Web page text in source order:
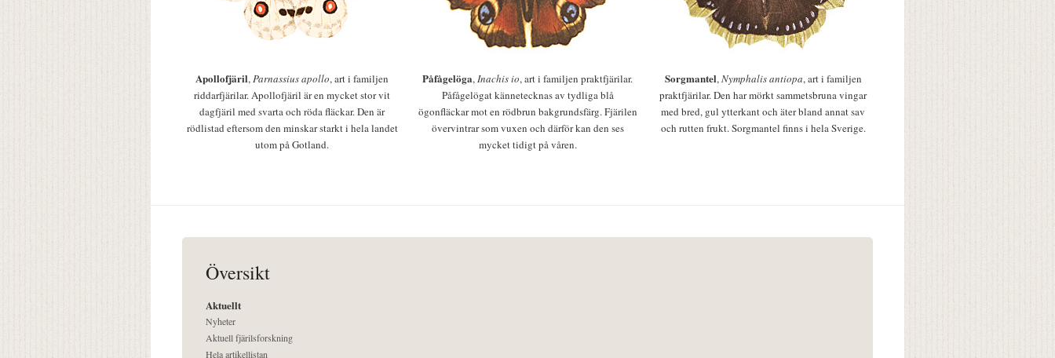
Apollofjäril,Parnassius apollo, art i familjen
riddarfjärilar. Apollofjäril är en mycket stor vit
dagfjäril med svarta och röda fläckar. Den är
rödlistad eftersom den minskar starkt i hela landet
utom på Gotland.
Påfågelöga,Inachis io, art i familjen praktfjärilar.
Påfågelögat kännetecknas av tydliga blå
ögonfläckar mot en rödbrun bakgrundsfärg. Fjärilen
övervintrar som vuxen och därför kan den ses
mycket tidigt på våren.
Sorgmantel,Nymphalis antiopa, art i familjen
praktfjärilar. Den har mörkt sammetsbruna vingar
med bred, gul ytterkant och äter bland annat sav
och rutten frukt. Sorgmantel finns i hela Sverige.
Översikt
Aktuellt
Nyheter
Aktuell fjärilsforskning
Hela artikellistan